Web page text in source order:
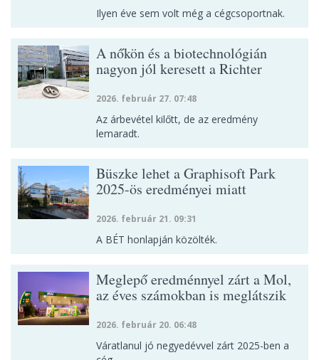
Ilyen éve sem volt még a cégcsoportnak.
A nőkön és a biotechnológián
nagyon jól keresett a Richter
2026. február 27. 07:48
Az árbevétel kilőtt, de az eredmény
lemaradt.
Büszke lehet a Graphisoft Park
2025-ös eredményei miatt
2026. február 21. 09:31
A BÉT honlapján közölték.
Meglepő eredménnyel zárt a Mol,
az éves számokban is meglátszik
2026. február 20. 06:48
Váratlanul jó negyedévvel zárt 2025-ben a